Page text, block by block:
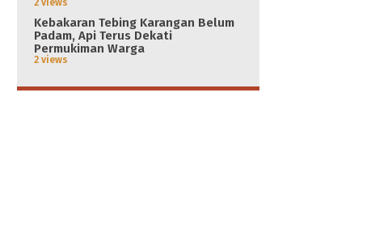
Kebakaran Tebing Karangan Belum
Padam, Api Terus Dekati
Permukiman Warga
2 views